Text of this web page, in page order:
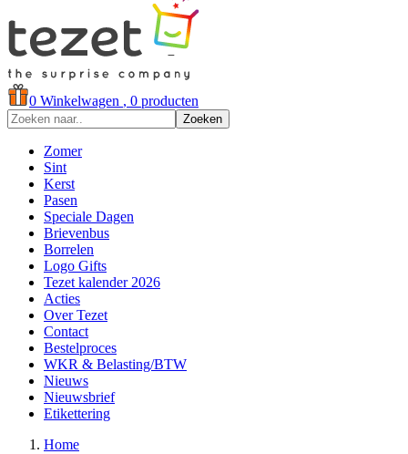
0 Winkelwagen , 0 producten
Zoeken
Zomer
Sint
Kerst
Pasen
Speciale Dagen
Brievenbus
Borrelen
Logo Gifts
Tezet kalender 2026
Acties
Over Tezet
Contact
Bestelproces
WKR & Belasting/BTW
Nieuws
Nieuwsbrief
Etikettering
Home